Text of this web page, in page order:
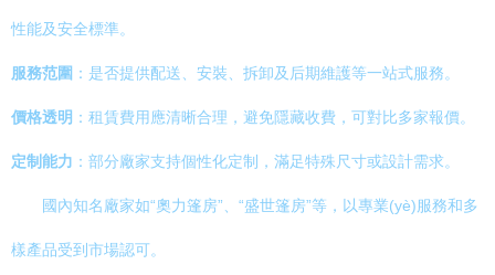
性能及安全標準。
服務范圍 ：是否提供配送、安裝、拆卸及后期維護等一站式服務。
價格透明 ：租賃費用應清晰合理，避免隱藏收費，可對比多家報價。
定制能力 ：部分廠家支持個性化定制，滿足特殊尺寸或設計需求。
國內知名廠家如“奧力篷房”、“盛世篷房”等，以專業(yè)服務和多
樣產品受到市場認可。